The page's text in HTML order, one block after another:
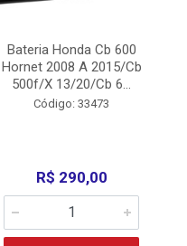
Bateria Honda Cb 600
Hornet 2008 A 2015/Cb
500f/X 13/20/Cb 6...
Código: 33473
R$ 290,00